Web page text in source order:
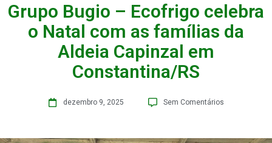
Grupo Bugio – Ecofrigo celebra
o Natal com as famílias da
Aldeia Capinzal em
Constantina/RS
dezembro 9, 2025 Sem Comentários